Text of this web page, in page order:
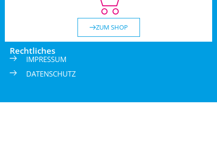
ZUM SHOP
Rechtliches
IMPRESSUM
DATENSCHUTZ